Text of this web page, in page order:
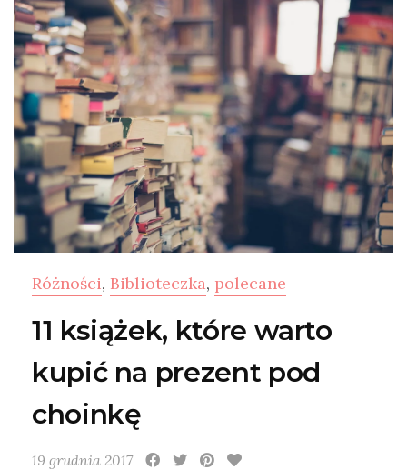
Różności, Biblioteczka, polecane
11 książek, które warto
kupić na prezent pod
choinkę
19 grudnia 2017